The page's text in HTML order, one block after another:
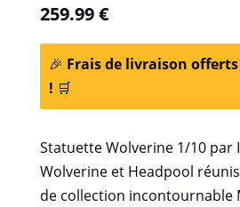
259.99€
🎉 Frais de livraison
! 🛒
Statuette Wolverine 1/10 par
Wolverine et Headpool
de collection incontournable